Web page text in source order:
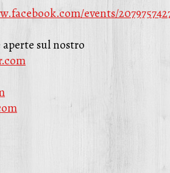
events/
sul nostro